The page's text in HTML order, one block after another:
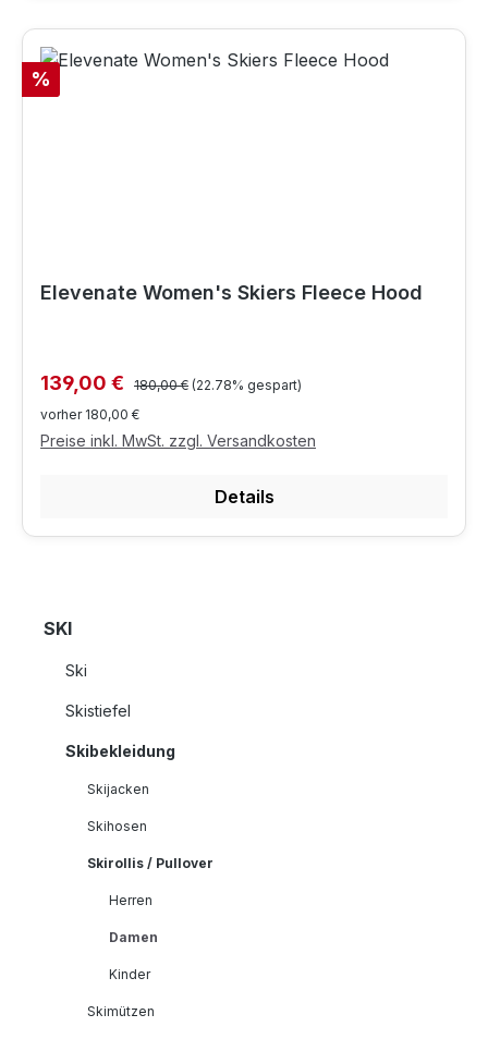
Rabatt
%
Elevenate Women's Skiers Fleece Hood
Verkaufspreis:
139,00 € Regulärer Preis:
180,00 € (22.78% gespart)
vorher 180,00 €
Preise inkl. MwSt. zzgl. Versandkosten
Details
SKI
Ski
Skistiefel
Skibekleidung
Skijacken
Skihosen
Skirollis / Pullover
Herren
Damen
Kinder
Skimützen